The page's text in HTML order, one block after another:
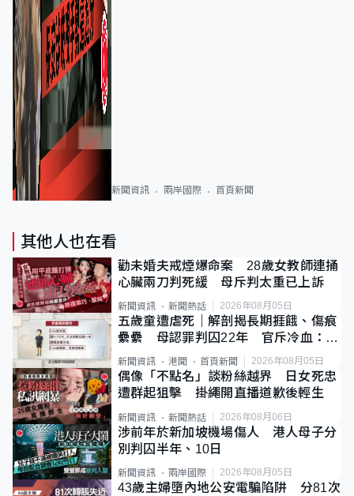
新聞資訊 兩岸國際 首頁新聞
其他人也在看
勸未婚夫戒煙爆命案 28歲女教師連捅
心臟兩刀判死緩 母斥判太重已上訴
新聞資訊 新聞熱話 2026年08月05日
五歲童遭虐死｜解剖揭長期捱餓、傷痕
纍纍 母認罪判囚22年 官斥冷血：同
類案最惡劣
新聞資訊 港聞 首頁新聞 2026年08月05日
偶像「不點名」談粉絲越界 日女死忠
遭群起狙擊 掛繩開直播道歉後輕生
新聞資訊 新聞熱話 2026年08月06日
涉前年於新加坡機場傷人 港人母子分
別判囚半年、10日
新聞資訊 兩岸國際 2026年08月05日
43歲主婦墮內地公安電騙陷阱 分81次